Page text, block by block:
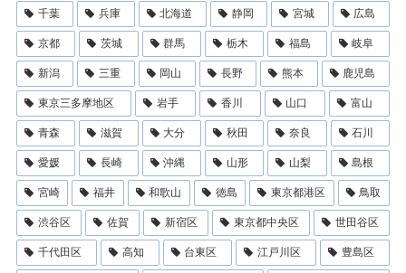
千葉 兵庫 北海道 静岡 宮城 広島
京都 茨城 群馬 栃木 福島 岐阜
新潟 三重 岡山 長野 熊本 鹿児島
東京三多摩地区 岩手 香川 山口 富山
青森 滋賀 大分 秋田 奈良 石川
愛媛 長崎 沖縄 山形 山梨 島根
宮崎 福井 和歌山 徳島 東京都港区 鳥取
渋谷区 佐賀 新宿区 東京都中央区 世田谷区
千代田区 高知 台東区 江戸川区 豊島区